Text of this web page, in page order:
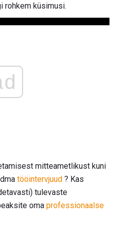
rohkem küsimusi.
mitteametlikust kuni
tööintervjuud ? Kas
tulevaste
oma professionaalse